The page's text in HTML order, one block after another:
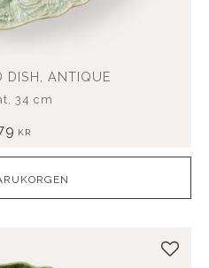
DISH, ANTIQUE
34 cm
KR